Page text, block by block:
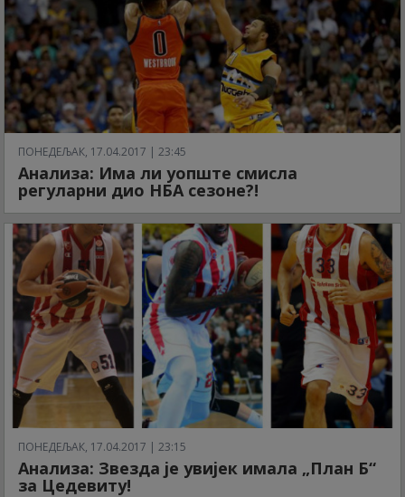
ПОНЕДЕЉАК, 17.04.2017 | 23:45
Анализа: Има ли уопште смисла
регуларни дио НБА сезоне?!
ПОНЕДЕЉАК, 17.04.2017 | 23:15
Анализа: Звезда је увијек имала „План Б“
за Цедевиту!